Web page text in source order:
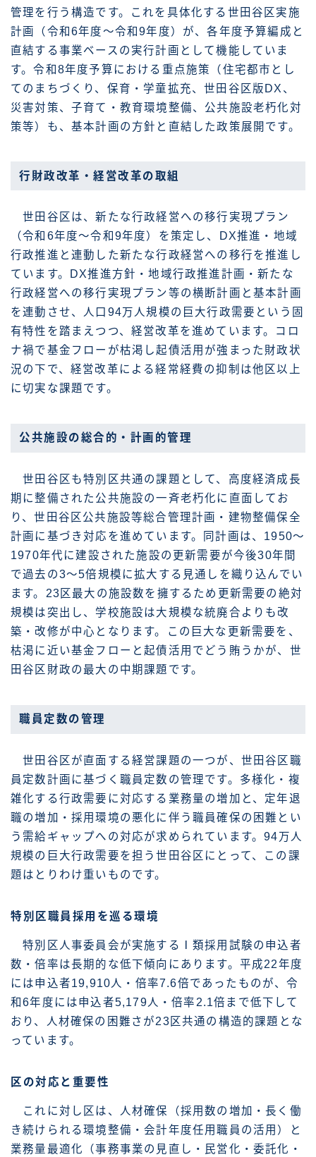
管理を行う構造です。これを具体化する世田谷区実施
計画（令和6年度〜令和9年度）が、各年度予算編成と
直結する事業ベースの実行計画として機能していま
す。令和8年度予算における重点施策（住宅都市とし
てのまちづくり、保育・学童拡充、世田谷区版DX、
災害対策、子育て・教育環境整備、公共施設老朽化対
策等）も、基本計画の方針と直結した政策展開です。
行財政改革・経営改革の取組
世田谷区は、新たな行政経営への移行実現プラン
（令和6年度〜令和9年度）を策定し、DX推進・地域
行政推進と連動した新たな行政経営への移行を推進し
ています。DX推進方針・地域行政推進計画・新たな
行政経営への移行実現プラン等の横断計画と基本計画
を連動させ、人口94万人規模の巨大行政需要という固
有特性を踏まえつつ、経営改革を進めています。コロ
ナ禍で基金フローが枯渇し起債活用が強まった財政状
況の下で、経営改革による経常経費の抑制は他区以上
に切実な課題です。
公共施設の総合的・計画的管理
世田谷区も特別区共通の課題として、高度経済成長
期に整備された公共施設の一斉老朽化に直面してお
り、世田谷区公共施設等総合管理計画・建物整備保全
計画に基づき対応を進めています。同計画は、1950〜
1970年代に建設された施設の更新需要が今後30年間
で過去の3〜5倍規模に拡大する見通しを織り込んでい
ます。23区最大の施設数を擁するため更新需要の絶対
規模は突出し、学校施設は大規模な統廃合よりも改
築・改修が中心となります。この巨大な更新需要を、
枯渇に近い基金フローと起債活用でどう賄うかが、世
田谷区財政の最大の中期課題です。
職員定数の管理
世田谷区が直面する経営課題の一つが、世田谷区職
員定数計画に基づく職員定数の管理です。多様化・複
雑化する行政需要に対応する業務量の増加と、定年退
職の増加・採用環境の悪化に伴う職員確保の困難とい
う需給ギャップへの対応が求められています。94万人
規模の巨大行政需要を担う世田谷区にとって、この課
題はとりわけ重いものです。
特別区職員採用を巡る環境
特別区人事委員会が実施するⅠ類採用試験の申込者
数・倍率は長期的な低下傾向にあります。平成22年度
には申込者19,910人・倍率7.6倍であったものが、令
和6年度には申込者5,179人・倍率2.1倍まで低下して
おり、人材確保の困難さが23区共通の構造的課題とな
っています。
区の対応と重要性
これに対し区は、人材確保（採用数の増加・長く働
き続けられる環境整備・会計年度任用職員の活用）と
業務量最適化（事務事業の見直し・民営化・委託化・